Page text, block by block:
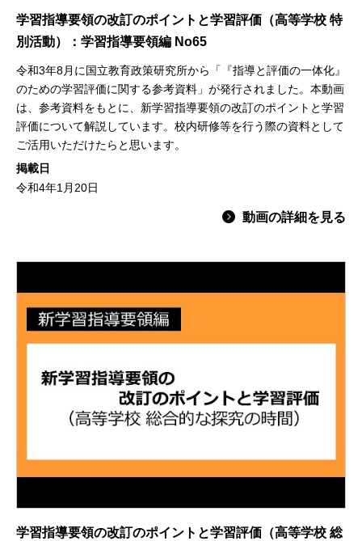
学習指導要領の改訂のポイントと学習評価（高等学校 特
別活動）：学習指導要領編 No65
令和3年8月に国立教育政策研究所から「『指導と評価の一体化』
のための学習評価に関する参考資料」が発行されました。本動画
は、参考資料をもとに、新学習指導要領の改訂のポイントと学習
評価について解説しています。校内研修等を行う際の資料として
ご活用いただけたらと思います。
掲載日
令和4年1月20日
動画の詳細を見る
学習指導要領の改訂のポイントと学習評価（高等学校 総